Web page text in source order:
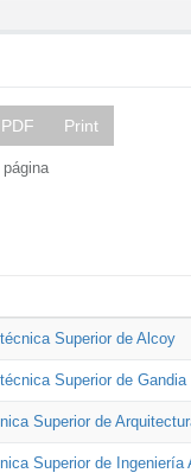
PDF Print
Superior de Alcoy
Superior de Gandia
Superior de
Superior de